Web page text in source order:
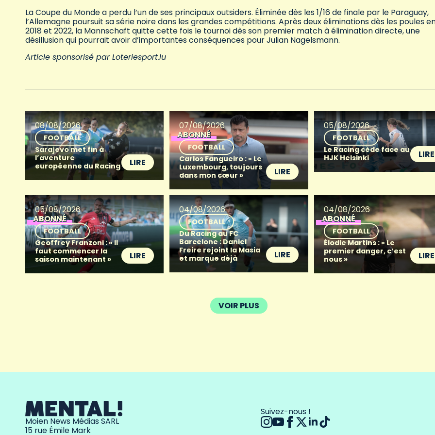
La Coupe du Monde a perdu l’un de ses principaux outsiders. Éliminée dès les 1/16 de finale par le Paraguay,
l’Allemagne poursuit sa série noire dans les grandes compétitions. Après deux éliminations dès les poules
2018 et 2022, la Mannschaft quitte cette fois le tournoi dès son premier match à élimination directe, une
désillusion qui pourrait avoir d’importantes conséquences pour Julian Nagelsmann.
Article sponsorisé par Loteriesport.lu
08/08/2026
FOOTBALL
Sarajevo met fin à
l’aventure
européenne du Racing
LIRE
07/08/2026
ABONNÉ
FOOTBALL
Carlos Fangueiro : « Le
Luxembourg, toujours
dans mon cœur »
LIRE
05/08/2026
FOOTBALL
Le Racing cède face au
HJK Helsinki
LIRE
05/08/2026
ABONNÉ
FOOTBALL
Geoffrey Franzoni : « Il
faut commencer la
saison maintenant »
LIRE
04/08/2026
FOOTBALL
Du Racing au FC
Barcelone : Daniel
Freire rejoint la Masia
et marque déjà
LIRE
04/08/2026
ABONNÉ
FOOTBALL
Élodie Martins : « Le
premier danger, c’est
nous »
LIRE
VOIR PLUS
Moien News Médias SARL
15 rue Émile Mark
Suivez-nous !